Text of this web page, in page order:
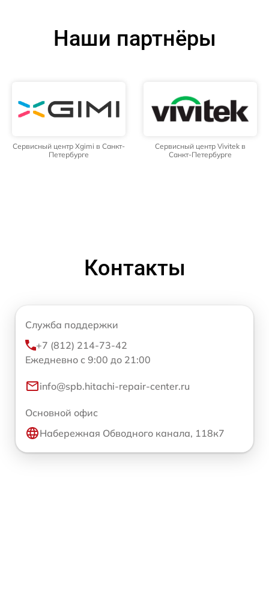
Наши партнёры
Сервисный центр Xgimi в Санкт-
Петербурге
Сервисный центр Vivitek в
Санкт-Петербурге
Контакты
Служба поддержки
+7 (812) 214-73-42
Ежедневно с 9:00 до 21:00
info@spb.hitachi-repair-center.ru
Основной офис
Набережная Обводного канала, 118к7